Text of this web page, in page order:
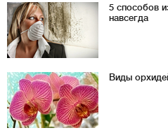
5 способов
навсегда
Виды